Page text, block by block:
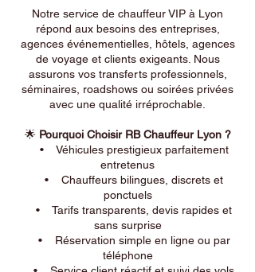
Notre service de chauffeur VIP à Lyon
répond aux besoins des entreprises,
agences événementielles, hôtels, agences
de voyage et clients exigeants. Nous
assurons vos transferts professionnels,
séminaires, roadshows ou soirées privées
avec une qualité irréprochable.
🌟 Pourquoi Choisir RB Chauffeur Lyon ?
• Véhicules prestigieux parfaitement
entretenus
• Chauffeurs bilingues, discrets et
ponctuels
• Tarifs transparents, devis rapides et
sans surprise
• Réservation simple en ligne ou par
téléphone